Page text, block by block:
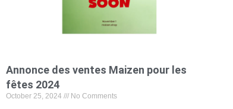
Annonce des ventes Maizen pour les
fêtes 2024
October 25, 2024 No Comments